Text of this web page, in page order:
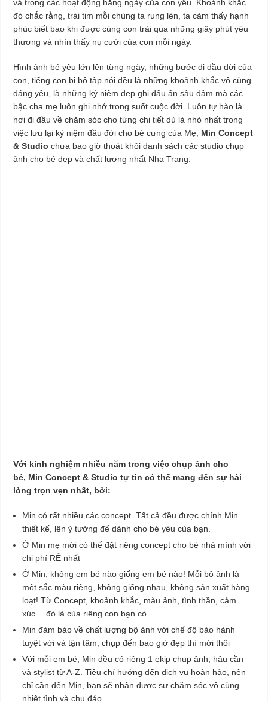
và trong các hoạt động hằng ngày của con yêu. Khoảnh khắc
đó chắc rằng, trái tim mỗi chúng ta rung lên, ta cảm thấy hạnh
phúc biết bao khi được cùng con trải qua những giây phút yêu
thương và nhìn thấy nụ cười của con mỗi ngày.
Hình ảnh bé yêu lớn lên từng ngày, những bước đi đầu đời của
con, tiếng con bi bô tập nói đều là những khoảnh khắc vô cùng
đáng yêu, là những kỷ niệm đẹp ghi dấu ấn sâu đậm mà các
bậc cha mẹ luôn ghi nhớ trong suốt cuộc đời. Luôn tự hào là
nơi đi đầu về chăm sóc cho từng chi tiết dù là nhỏ nhất trong
việc lưu lại kỷ niệm đầu đời cho bé cưng của Mẹ, Min Concept
& Studio chưa bao giờ thoát khỏi danh sách các studio chụp
ảnh cho bé đẹp và chất lượng nhất Nha Trang.
Với kinh nghiệm nhiều năm trong việc chụp ảnh cho
bé, Min Concept & Studio tự tin có thể mang đến sự hài
lòng trọn vẹn nhất, bởi:
Min có rất nhiều các concept. Tất cả đều được chính Min
thiết kế, lên ý tưởng để dành cho bé yêu của bạn.
Ở Min mẹ mới có thể đặt riêng concept cho bé nhà mình với
chi phí RẺ nhất
Ở Min, không em bé nào giống em bé nào! Mỗi bộ ảnh là
một sắc màu riêng, không giống nhau, không sản xuất hàng
loạt! Từ Concept, khoảnh khắc, màu ảnh, tình thần, cảm
xúc… đó là của riêng con bạn có
Min đảm bảo về chất lượng bộ ảnh với chế độ bảo hành
tuyệt vời và tận tâm, chụp đến bao giờ đẹp thì mới thôi
Với mỗi em bé, Min đều có riêng 1 ekip chụp ảnh, hậu cần
và stylist từ A-Z. Tiêu chí hướng đến dịch vụ hoàn hảo, nên
chỉ cần đến Min, bạn sẽ nhận được sự chăm sóc vô cùng
nhiệt tình và chu đáo